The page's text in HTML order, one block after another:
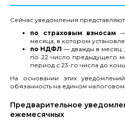
Сейчас уведомления
по страховым взносам
месяца, в котором
по НДФЛ — дважды в месяц:
по 22 число предыдущего
период с 23-го числа до
На основании этих
обязанность на едином налоговом
Предварительное
ежемесячных